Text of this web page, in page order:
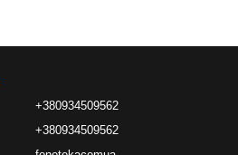
+380934509562
+380934509562